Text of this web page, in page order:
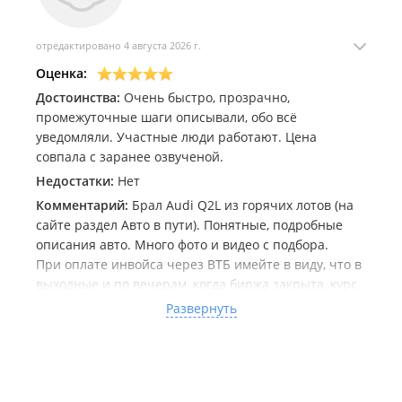
отредактировано 4 августа 2026 г.
Оценка:
Достоинства: Очень быстро, прозрачно,
промежуточные шаги описывали, обо всё
уведомляли. Участные люди работают. Цена
совпала с заранее озвученой.
Недостатки: Нет
Комментарий: Брал Audi Q2L из горячих лотов (на
сайте раздел Авто в пути). Понятные, подробные
описания авто. Много фото и видео с подбора.
При оплате инвойса через ВТБ имейте в виду, что в
выходные и по вечерам, когда биржа закрыта, курс
может быть хуже, не переживайте и просто
дождитесь рабочего времени.
Развернуть